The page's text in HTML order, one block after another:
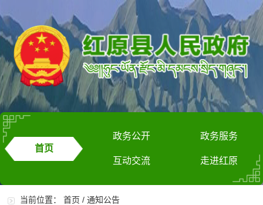
首页
政务公开 政务服务
互动交流 走进红原
当前位置：首页 /通知公告